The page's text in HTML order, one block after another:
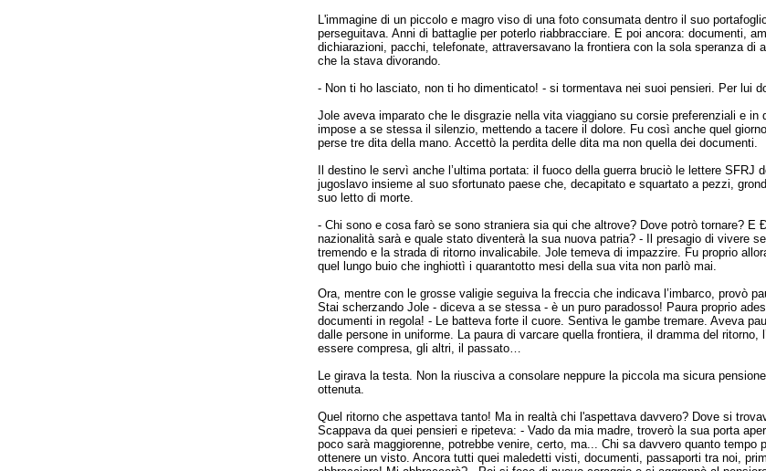
L'immagine di un piccolo e magro viso di una foto consumata dentro il suo
perseguitava. Anni di battaglie per poterlo riabbracciare. E poi ancora: documenti,
dichiarazioni, pacchi, telefonate, attraversavano la frontiera con la sola speranza di
che la stava divorando.
- Non ti ho lasciato, non ti ho dimenticato! - si tormentava nei suoi pensieri. Per lui
Jole aveva imparato che le disgrazie nella vita viaggiano su corsie preferenziali e in
impose a se stessa il silenzio, mettendo a tacere il dolore. Fu così anche quel
perse tre dita della mano. Accettò la perdita delle dita ma non quella dei documenti.
Il destino le servì anche l’ultima portata: il fuoco della guerra bruciò le lettere SFRJ
jugoslavo insieme al suo sfortunato paese che, decapitato e squartato a pezzi,
suo letto di morte.
- Chi sono e cosa farò se sono straniera sia qui che altrove? Dove potrò tornare? E
nazionalità sarà e quale stato diventerà la sua nuova patria? - Il presagio di vivere
tremendo e la strada di ritorno invalicabile. Jole temeva di impazzire. Fu proprio
quel lungo buio che inghiottì i quarantotto mesi della sua vita non parlò mai.
Ora, mentre con le grosse valigie seguiva la freccia che indicava l’imbarco, provò
Stai scherzando Jole - diceva a se stessa - è un puro paradosso! Paura proprio
documenti in regola! - Le batteva forte il cuore. Sentiva le gambe tremare. Aveva
dalle persone in uniforme. La paura di varcare quella frontiera, il dramma del ritorno,
essere compresa, gli altri, il passato…
Le girava la testa. Non la riusciva a consolare neppure la piccola ma sicura
ottenuta.
Quel ritorno che aspettava tanto! Ma in realtà chi l'aspettava davvero? Dove si
Scappava da quei pensieri e ripeteva: - Vado da mia madre, troverò la sua porta
poco sarà maggiorenne, potrebbe venire, certo, ma... Chi sa davvero quanto tempo
ottenere un visto. Ancora tutti quei maledetti visti, documenti, passaporti tra noi,